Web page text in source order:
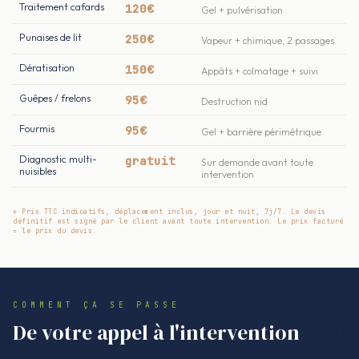
Traitement cafards 120€ Gel + pulvérisation
Punaises de lit 250€ Vapeur + chimique, 2 passages
Dératisation 150€ Appâts + colmatage + suivi
Guêpes / frelons 95€ Destruction nid
Fourmis 95€ Gel + barrière périmétrique
Diagnostic multi-
nuisibles
gratuit
Sur demande avant toute
intervention
* Prix TTC indicatifs, déplacement inclus, jour et nuit, 7j/7. Le devis
définitif est signé par le client avant toute intervention. Le prix facturé
= le prix du devis.
COMMENT ÇA SE PASSE
De votre appel à l'intervention